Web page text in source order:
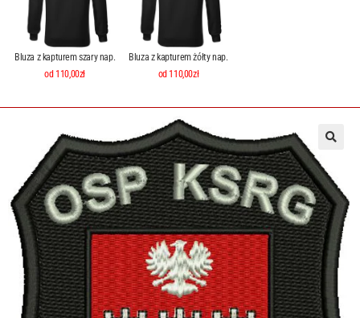
Bluza z kapturem szary nap.
od 110,00zł
Bluza z kapturem żółty nap.
od 110,00zł